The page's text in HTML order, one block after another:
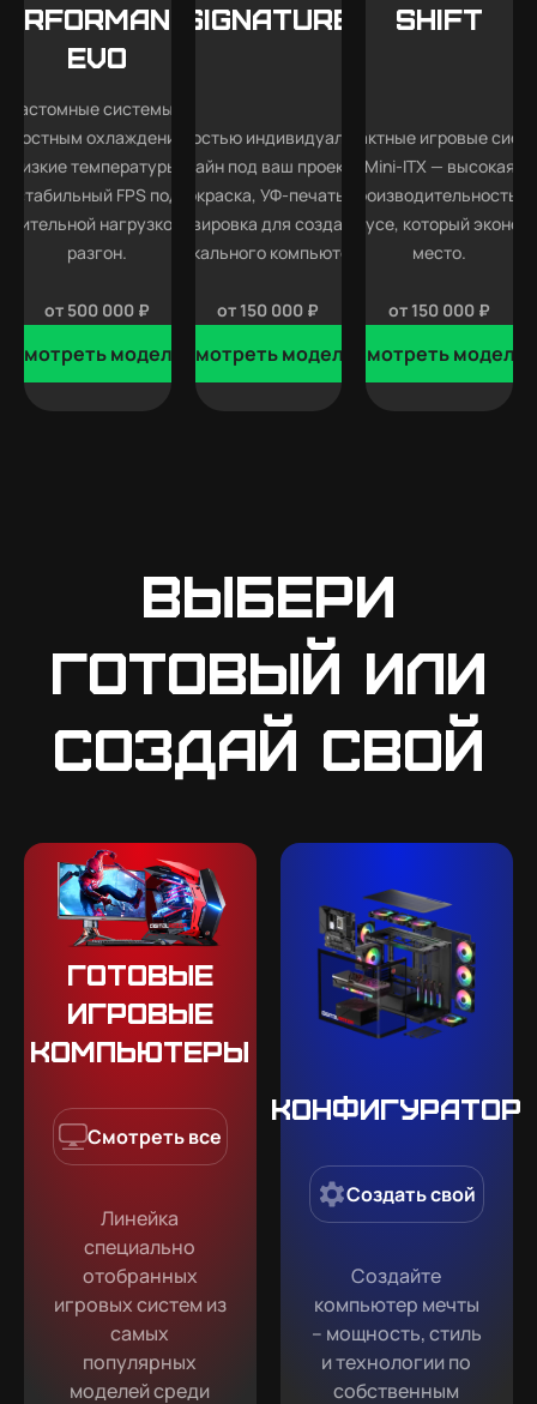
EVO
Кастомные системы с
охлаждением —
низкие температуры,
стабильный FPS под
длительной нагрузкой и
разгон.
от 500 000 ₽
Смотреть модели
SIGNATURE
Полностью индивидуальный
дизайн под ваш проект —
покраска, УФ-печать и
гравировка для создания
уникального компьютера.
от 150 000 ₽
Смотреть модели
SHIFT
Компактные игровые
Mini-ITX — высокая
производительность в
корпусе, который
место.
от 150 000 ₽
Смотреть модели
Выбери
готовый или
создай свой
Готовые
игровые
компьютеры
Смотреть все
Линейка
специально
отобранных
игровых систем из
самых
популярных
моделей среди
Конфигуратор
Создать свой
Создайте
компьютер мечты
– мощность, стиль
и технологии по
собственным